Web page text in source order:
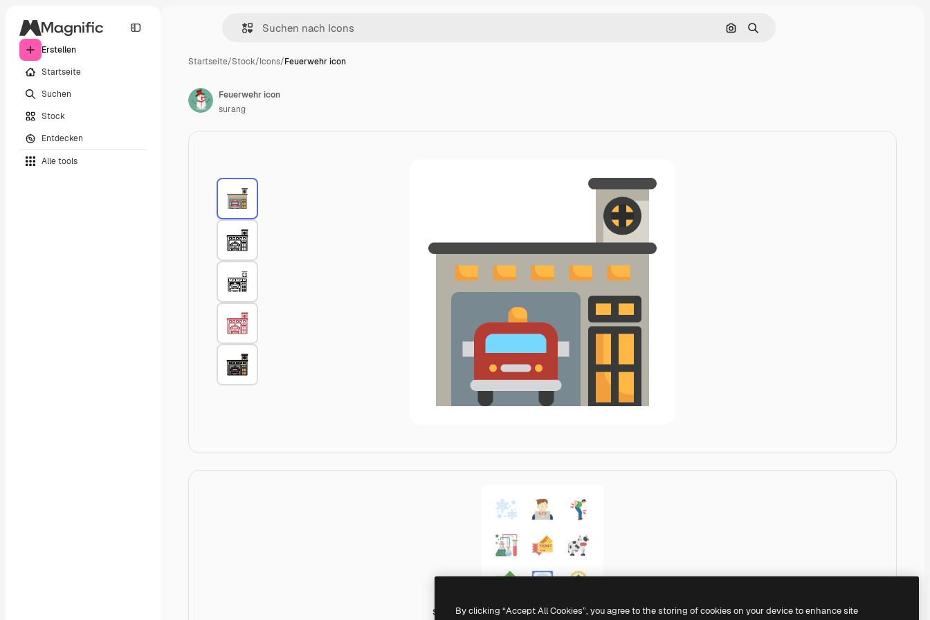
Erstellen
Startseite
Suchen
Stock
Entdecken
Alle tools
Nach Bild suchen
Suchen
Startseite/Stock/Icons/Feuerwehr icon
Surang Flat
Feuerwehr icon
surang
By clicking “Accept All Cookies”, you agree to the storing of cookies on your device to enhance site